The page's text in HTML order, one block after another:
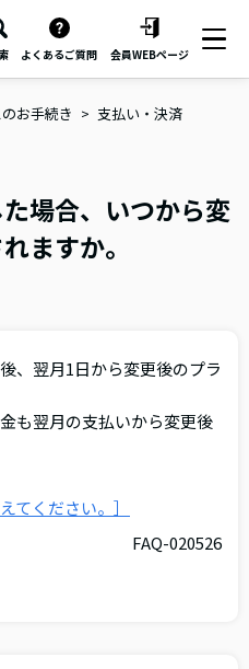
よくあるご質問 会員WEBページ
お手続き 支払い・決済
場合、いつから変
ますか。
、翌月1日から変更後のプラ
も翌月の支払いから変更後
てください。］
FAQ-020526